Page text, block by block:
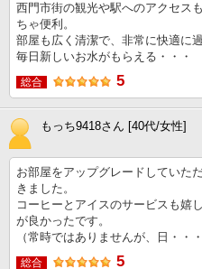
西門市街の観光や駅へのアクセス
ちゃ便利。
部屋も広く清潔で、非常に快適に
毎日新しいお水がもらえる・・・
総合 5
もっち9418さん [40代/女性]
お部屋をアップグレードしていた
きました。
コーヒーとアイスのサービスも嬉
が良かったです。
（常時ではありませんが、日・・・
総合 5